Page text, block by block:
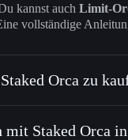
kannst auch Limit-
vollständige
Orca zu
verifizierter Token
mit Staked Orca